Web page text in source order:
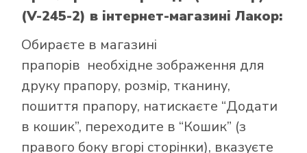
(V-245-2) в інтернет-магазині Лакор:
Обираєте в магазині
прапорів необхідне зображення для
друку прапору, розмір, тканину,
пошиття прапору, натискаєте “Додати
в кошик”, переходите в “Кошик” (з
правого боку вгорі сторінки), вказуєте